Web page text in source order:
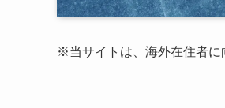
※当サイトは、海外在住者